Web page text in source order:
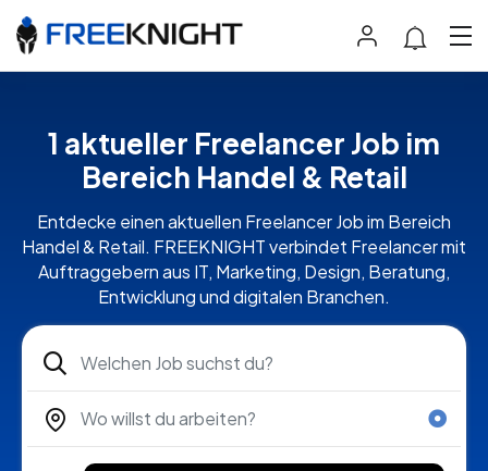
1 aktueller Freelancer Job im
Bereich Handel & Retail
Entdecke einen aktuellen Freelancer Job im Bereich
Handel & Retail. FREEKNIGHT verbindet Freelancer mit
Auftraggebern aus IT, Marketing, Design, Beratung,
Entwicklung und digitalen Branchen.